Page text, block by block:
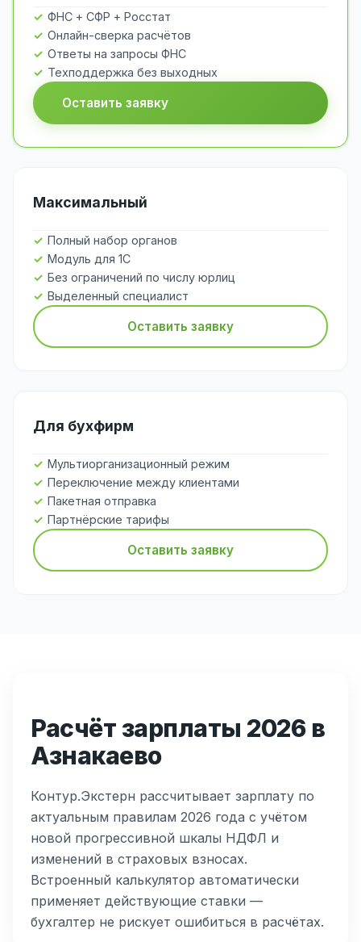
ФНС + СФР + Росстат
Онлайн-сверка расчётов
Ответы на запросы ФНС
Техподдержка без выходных
Оставить заявку
Максимальный
Полный набор органов
Модуль для 1С
Без ограничений по числу юрлиц
Выделенный специалист
Оставить заявку
Для бухфирм
Мультиорганизационный режим
Переключение между клиентами
Пакетная отправка
Партнёрские тарифы
Оставить заявку
Расчёт зарплаты 2026 в
Азнакаево
Контур.Экстерн рассчитывает зарплату по
актуальным правилам 2026 года с учётом
новой прогрессивной шкалы НДФЛ и
изменений в страховых взносах.
Встроенный калькулятор автоматически
применяет действующие ставки —
бухгалтер не рискует ошибиться в расчётах.